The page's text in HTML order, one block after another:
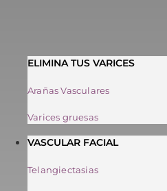
ELIMINA TUS VARICES
Arañas Vasculares
Varices gruesas
VASCULAR FACIAL
Telangiectasias